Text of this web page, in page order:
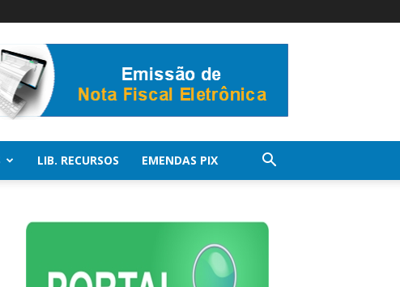
LIB. RECURSOS EMENDAS PIX